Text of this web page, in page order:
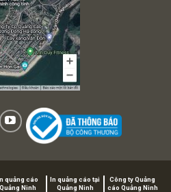
quảng cáo
Quảng Ninh
In quảng cáo tại
Quảng Ninh
Công ty Quảng
cáo Quảng Ninh